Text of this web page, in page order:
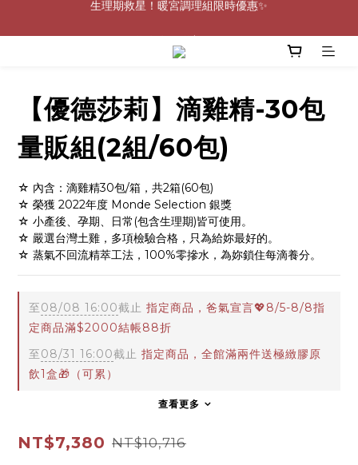
【優德莎莉】滴雞精-30包
量販組(2組/60包)
☆ 內含：滴雞精30包/箱，共2箱(60包)
☆ 榮獲 2022年度 Monde Selection 銀獎
☆ 小產後、孕期、日常(包含生理期)皆可使用。
☆ 嚴選台灣土雞，多項檢驗合格，只為給妳最好的。
☆ 蒸氣不回流精萃工法，100%零摻水，為妳鎖住每滴養分。
至08/08 16:00截止 指定商品，爸氣宣言💖8/5-8/8指
定商品滿$2000結帳88折
至08/31 16:00截止 指定商品，全館滿兩件送極緻膠原
飲1盒🎁（可累）
查看更多
NT$7,380 NT$10,716